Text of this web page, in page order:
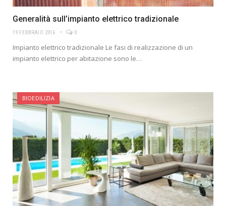
Generalità sull’impianto elettrico tradizionale
19 FEBBRAIO 2016 0
Impianto elettrico tradizionale Le fasi di realizzazione di un
impianto elettrico per abitazione sono le…
BIOEDILIZIA